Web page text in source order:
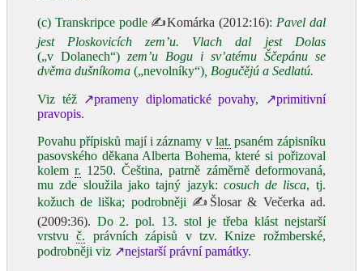
(c) Transkripce podle ✍Komárka (2012:16): Pavel dal
jest Ploskovicích zem’u. Vlach dal jest Dolas
(„v Dolanech“) zem’u Bogu i sv’atému Ščepánu se
dvěma dušníkoma („nevolníky“) , Bogučějú a Sedlatú.
Viz též ↗prameny diplomatické povahy,
↗primitivní
pravopis.
Povahu přípisků mají i záznamy vlat. psaném zápisníku
pasovského děkana Alberta Bohema, které si pořizoval
kolemr. 1250. Čeština, patrně záměrně deformovaná,
mu zde sloužila jako tajný jazyk: cosuch de lisca, tj.
kožuch de liška; podrobněji ✍Šlosar & Večerka ad.
(2009:36). Do 2. pol. 13. stol je třeba klást nejstarší
vrstvuč. právních zápisů v tzv. Knize rožmberské,
podrobněji viz ↗nejstarší právní památky.